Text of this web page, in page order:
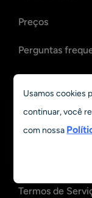
Preços
Perguntas
Blog
Política de
Política de
Termos de
Usamos cookies
continuar, você
com nossa